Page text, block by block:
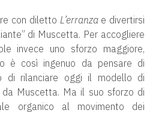
con diletto L’erranzae divertirsi
di Muscetta. Per accogliere
invece uno sforzo maggiore,
è così ingenuo da pensare di
di rilanciare oggi il modello di
Muscetta. Ma il suo sforzo di
organico al movimento dei